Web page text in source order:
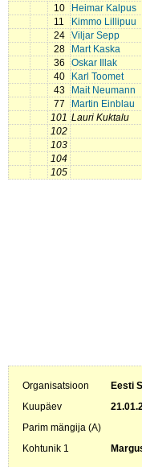
10
Heimar Kalpus
11
Kimmo Lillipuu
24
Viljar Sepp
28
Mart Kaska
36
Oskar Illak
40
Karl Toomet
43
Mait Neumann
77
Martin Einblau
101 Lauri Kuktalu
102
103
104
105
Organisatsioon Eesti
Kuupäev
Parim mängija (A)
Kohtunik 1